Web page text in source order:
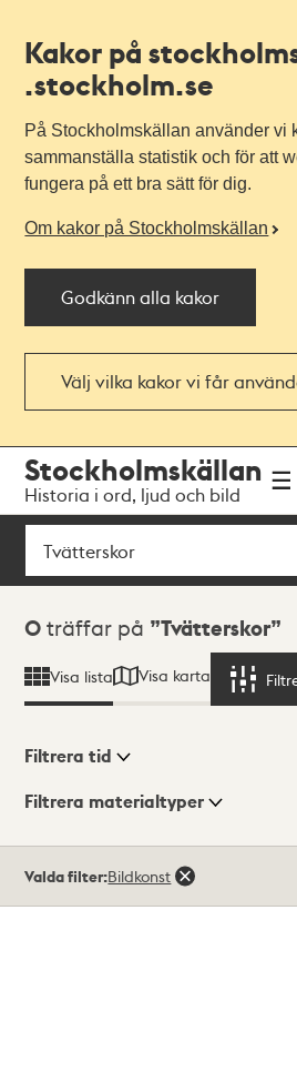
Kakor på
.stockholm.se
På Stockholmskällan använder vi
sammanställa statistik och för att
fungera på ett bra sätt för dig.
Om kakor på Stockholmskällan
Godkänn alla kakor
Välj vilka kakor vi får
navigationen
huvudinnehållet
Stockholmskällan
Historia i ord, ljud och bild
Sök
Sökresultat
0 träffar på Tvätterskor
Visa lista Visa karta
Visningsläge
Filtrera tid
Filtrera materialtyper
träffar
Valda filter:Bildkonst